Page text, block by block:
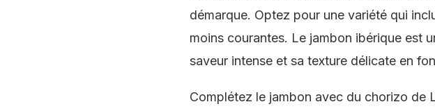
démarque. Optez pour une variété qui
moins courantes. Le jambon ibérique est
saveur intense et sa texture délicate en
Complétez le jambon avec du chorizo de